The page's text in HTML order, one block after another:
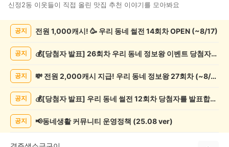
신정2동 이웃들이 직접 올린 맛집 추천 이야기를 모아봐요
목
공지 전원 1,000캐시! 🥳 우리 동네 썰전 14회차 OPEN (~8/17)
공지 💰[당첨자 발표] 26회차 우리 동네 정보왕 이벤트 당첨자를 발표합니다!
공지 💸 전원 2,000캐시 지급! 우리 동네 정보왕 27회차 (~8/10)
공지 💰[당첨자 발표] 우리 동네 썰전 12회차 당첨자를 발표합니다!
공지 📢동네생활 커뮤니티 운영정책 (25.08 ver)